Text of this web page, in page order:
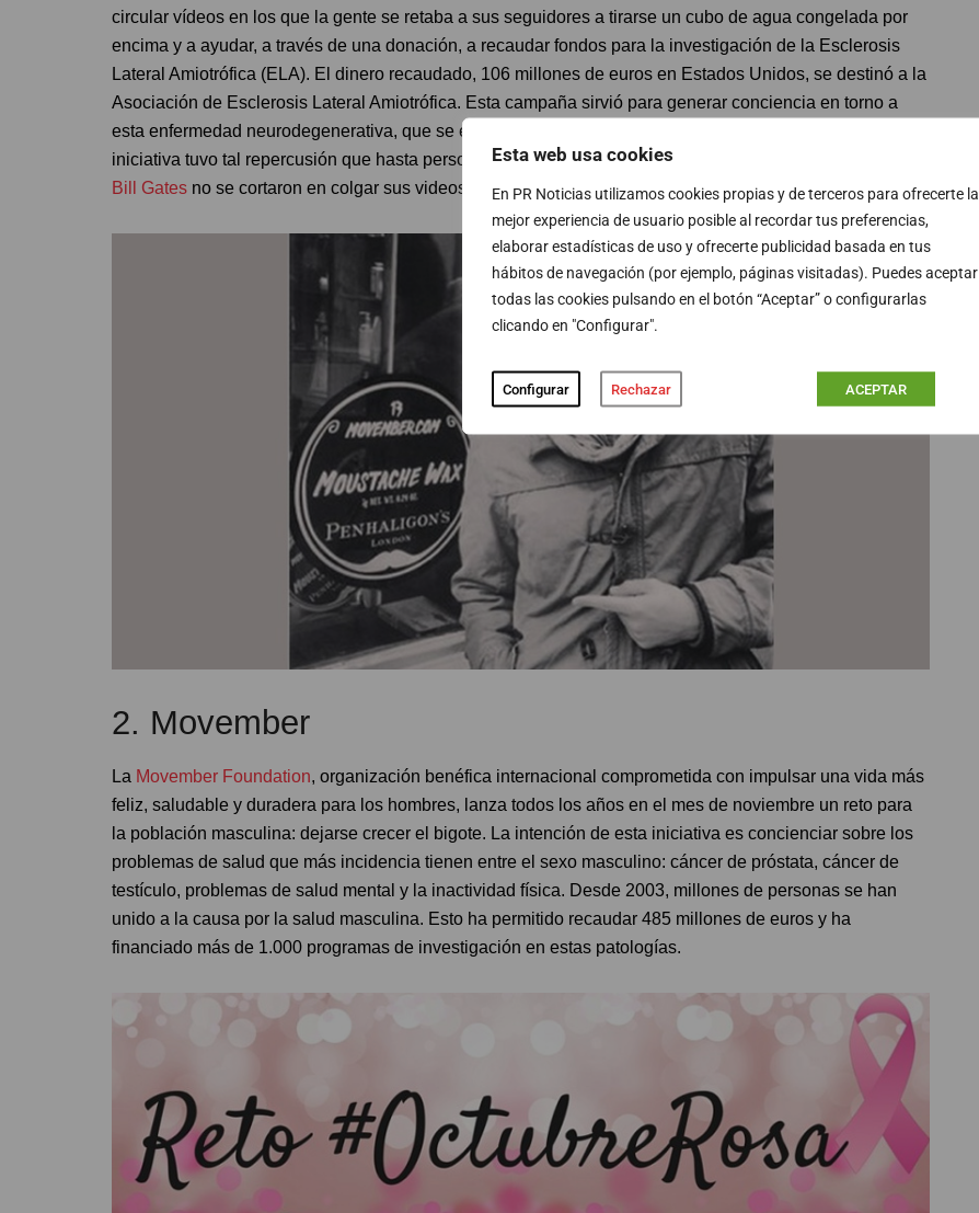
Esta web usa cookies
En PR Noticias utilizamos cookies propias y de terceros para ofrecerte la
mejor experiencia de usuario posible al recordar tus preferencias,
elaborar estadísticas de uso y ofrecerte publicidad basada en tus
hábitos de navegación (por ejemplo, páginas visitadas). Puedes aceptar
todas las cookies pulsando en el botón “Aceptar” o configurarlas
clicando en "Configurar".
Configurar Rechazar ACEPTAR
circular vídeos en los que la gente se retaba a sus seguidores a tirarse un cubo de agua congelada por
encima y a ayudar, a través de una donación, a recaudar fondos para la investigación de la Esclerosis
Lateral Amiotrófica (ELA). El dinero recaudado, 106 millones de euros en Estados Unidos, se destinó a la
Asociación de Esclerosis Lateral Amiotrófica. Esta campaña sirvió para generar conciencia en torno a
esta enfermedad neurodegenerativa, que se estima que en España afecta a más de 3000 personas. La
iniciativa tuvo tal repercusión que hasta personajes comoGeorge Bush, Leo Messi, Mark Zuckerberg y
Bill Gates no se cortaron en colgar sus videos.
2. Movember
La Movember Foundation, organización benéfica internacional comprometida con impulsar una vida más
feliz, saludable y duradera para los hombres, lanza todos los años en el mes de noviembre un reto para
la población masculina: dejarse crecer el bigote. La intención de esta iniciativa es concienciar sobre los
problemas de salud que más incidencia tienen entre el sexo masculino: cáncer de próstata, cáncer de
testículo, problemas de salud mental y la inactividad física. Desde 2003, millones de personas se han
unido a la causa por la salud masculina. Esto ha permitido recaudar 485 millones de euros y ha
financiado más de 1.000 programas de investigación en estas patologías.